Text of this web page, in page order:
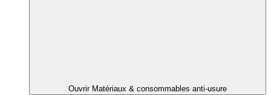
Ouvrir Matériaux & consommables anti-usure